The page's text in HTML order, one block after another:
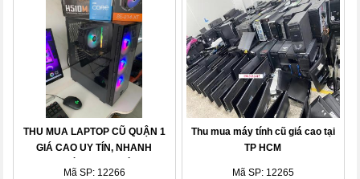
THU MUA LAPTOP CŨ QUẬN 1
GIÁ CAO UY TÍN, NHANH
Mã SP: 12266
Thu mua máy tính cũ giá cao tại
TP HCM
Mã SP: 12265